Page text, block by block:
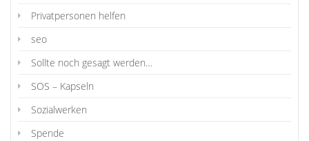
Privatpersonen helfen
seo
Sollte noch gesagt werden…
SOS – Kapseln
Sozialwerken
Spende